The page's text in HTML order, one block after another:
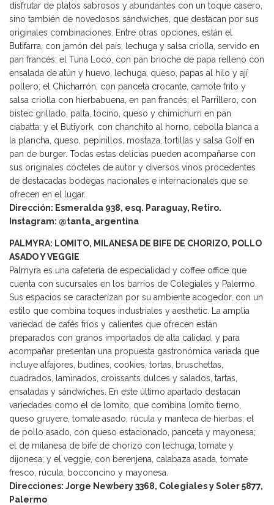
disfrutar de platos sabrosos y abundantes con un toque casero,
sino también de novedosos sándwiches, que destacan por sus
originales combinaciones. Entre otras opciones, están el
Butifarra, con jamón del país, lechuga y salsa criolla, servido en
pan francés; el Tuna Loco, con pan brioche de papa relleno con
ensalada de atún y huevo, lechuga, queso, papas al hilo y ají
pollero; el Chicharrón, con panceta crocante, camote frito y
salsa criolla con hierbabuena, en pan francés; el Parrillero, con
bistec grillado, palta, tocino, queso y chimichurri en pan
ciabatta; y el Butiyork, con chanchito al horno, cebolla blanca a
la plancha, queso, pepinillos, mostaza, tortillas y salsa Golf en
pan de burger. Todas estas delicias pueden acompañarse con
sus originales cócteles de autor y diversos vinos procedentes
de destacadas bodegas nacionales e internacionales que se
ofrecen en el lugar.
Dirección: Esmeralda 938, esq. Paraguay, Retiro.
Instagram: @tanta_argentina
PALMYRA: LOMITO, MILANESA DE BIFE DE CHORIZO, POLLO
ASADO Y VEGGIE
Palmyra es una cafetería de especialidad y coffee office que
cuenta con sucursales en los barrios de Colegiales y Palermo.
Sus espacios se caracterizan por su ambiente acogedor, con un
estilo que combina toques industriales y aesthetic. La amplia
variedad de cafés fríos y calientes que ofrecen están
preparados con granos importados de alta calidad, y para
acompañar presentan una propuesta gastronómica variada que
incluye alfajores, budines, cookies, tortas, bruschettas,
cuadrados, laminados, croissants dulces y salados, tartas,
ensaladas y sándwiches. En este último apartado destacan
variedades como el de lomito, que combina lomito tierno,
queso gruyere, tomate asado, rúcula y manteca de hierbas; el
de pollo asado, con queso estacionado, panceta y mayonesa;
el de milanesa de bife de chorizo con lechuga, tomate y
dijonesa; y el veggie, con berenjena, calabaza asada, tomate
fresco, rúcula, bocconcino y mayonesa.
Direcciones: Jorge Newbery 3368, Colegiales y Soler 5877,
Palermo